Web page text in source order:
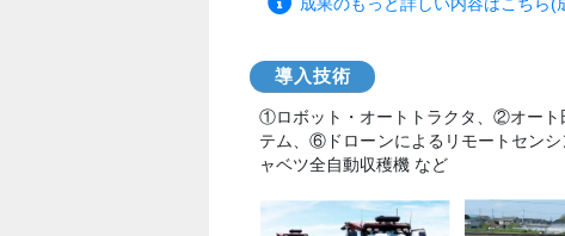
導入技術
①ロボット・オートトラクタ、②オー
テム、⑥ドローンによるリモートセン
ャベツ全自動収穫機 など